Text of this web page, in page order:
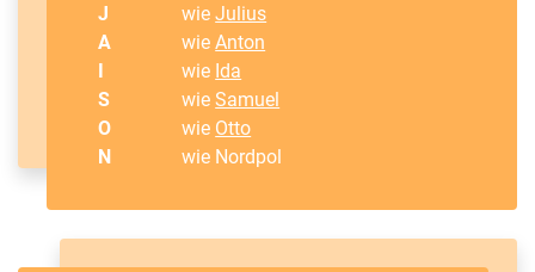
J wieJulius
A
wieAnton
I
wie Ida
S
wieSamuel
O
wie Otto
N
wie Nordpol